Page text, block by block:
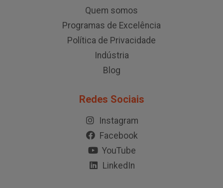
Quem somos
Programas de Excelência
Política de Privacidade
Indústria
Blog
Redes Sociais
Instagram
Facebook
YouTube
LinkedIn